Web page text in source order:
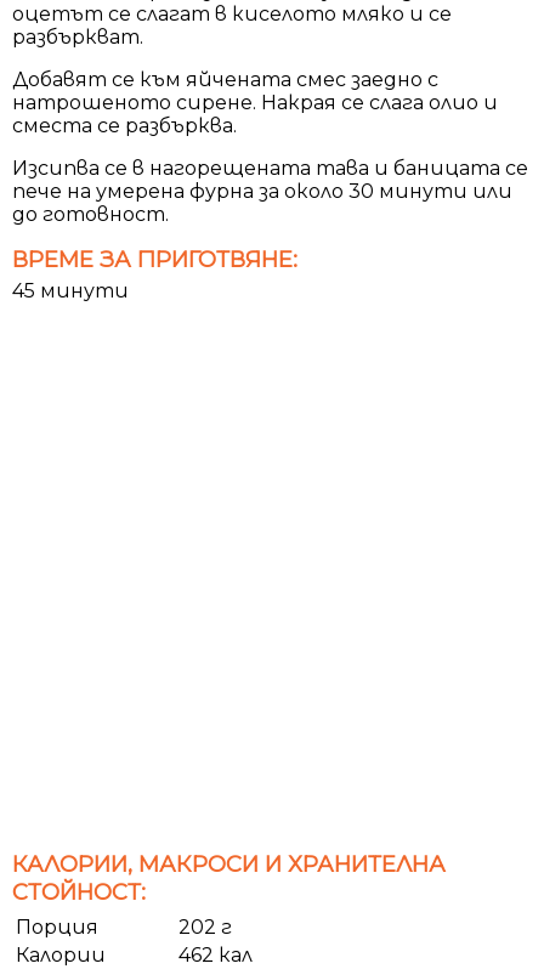
оцетът се слагат в киселото мляко и се
разбъркват.
Добавят се към яйчената смес заедно с
натрошеното сирене. Накрая се слага олио и
сместа се разбърква.
Изсипва се в нагорещената тава и баницата се
пече на умерена фурна за около 30 минути или
до готовност.
ВРЕМЕ ЗА ПРИГОТВЯНЕ:
45 минути
КАЛОРИИ, МАКРОСИ И ХРАНИТЕЛНА
СТОЙНОСТ:
Порция
202 г
Калории
462 кал